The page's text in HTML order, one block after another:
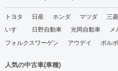
トヨタ 日産 ホンダ マツダ 三菱
いすゞ
日野自動車 光岡自動車 メ
フォルクスワーゲン
アウデイ ボルボ
人気の中古車(車種)